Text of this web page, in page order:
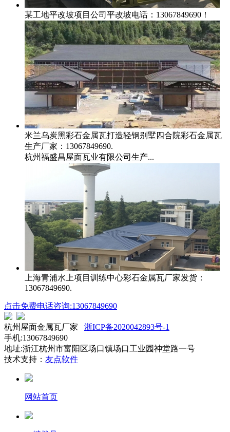
某工地平改坡项目 公司平改坡电话：13067849690！
米兰乌炭黑彩石金属瓦打造轻钢别墅四合院彩石金属瓦
生产厂家：13067849690.
杭州福盛昌屋面瓦业有限公司生产...
上海青浦水上项目训练中心彩石金属瓦厂家发货：
13067849690.
点击免费电话咨询:13067849690
杭州屋面金属瓦厂家 浙ICP备2020042893号-1
手机:13067849690
地址:浙江杭州市富阳区场口镇场口工业园神堂路一号
技术支持： 友点软件
网站首页